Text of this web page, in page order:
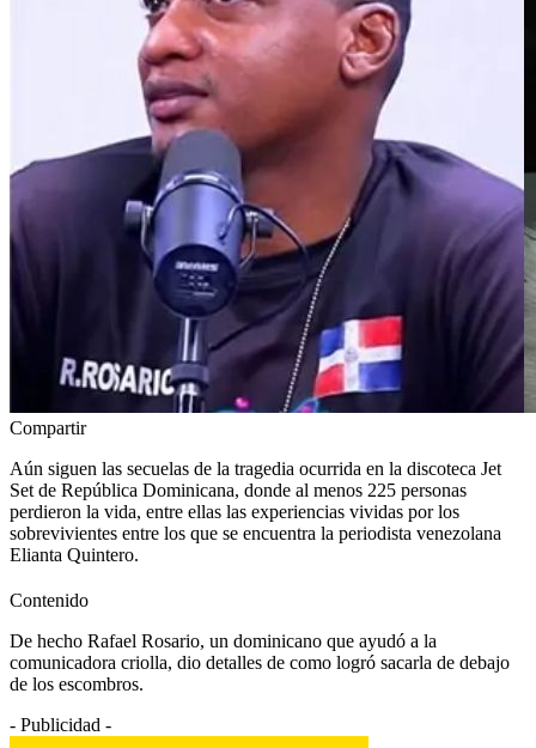
Compartir
Aún siguen las secuelas de la tragedia ocurrida en la discoteca Jet
Set de República Dominicana, donde al menos 225 personas
perdieron la vida, entre ellas las experiencias vividas por los
sobrevivientes entre los que se encuentra la periodista venezolana
Elianta Quintero.
Contenido
De hecho Rafael Rosario, un dominicano que ayudó a la
comunicadora criolla, dio detalles de como logró sacarla de debajo
de los escombros.
- Publicidad -